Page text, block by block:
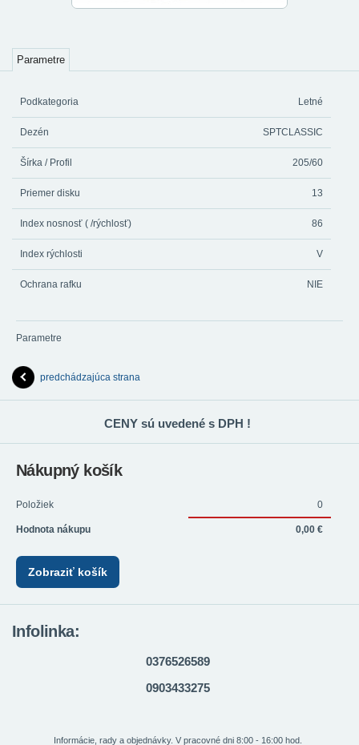
Parametre
Podkategoria Letné
Dezén SPTCLASSIC
Šírka / Profil 205/60
Priemer disku 13
Index nosnosť ( /rýchlosť) 86
Index rýchlosti V
Ochrana rafku NIE
Parametre
predchádzajúca strana
CENY sú uvedené s DPH !
Nákupný košík
Položiek 0
Hodnota nákupu 0,00 €
Zobraziť košík
Infolinka:
0376526589
0903433275
Informácie, rady a objednávky. V pracovné dni 8:00 - 16:00 hod.